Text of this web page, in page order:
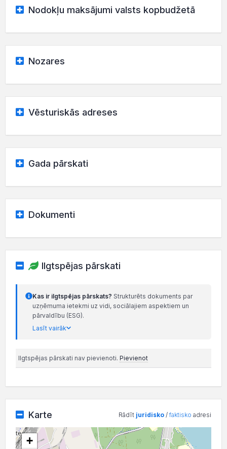
Nodokļu maksājumi valsts kopbudžetā
Nozares
Vēsturiskās adreses
Gada pārskati
Dokumenti
Ilgtspējas pārskati
Kas ir ilgtspējas pārskats? Strukturēts dokuments par
uzņēmuma ietekmi uz vidi, sociālajiem aspektiem un
pārvaldību (ESG).
Lasīt vairāk
Ilgtspējas pārskati nav pievienoti. Pievienot
Karte Rādīt juridisko /faktisko adresi
+